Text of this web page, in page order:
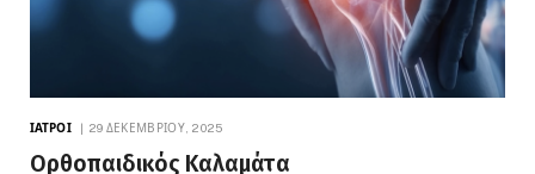
ΙΑΤΡΟΊ 29 ΔΕΚΕΜΒΡΊΟΥ, 2025
Ορθοπαιδικός Καλαμάτα